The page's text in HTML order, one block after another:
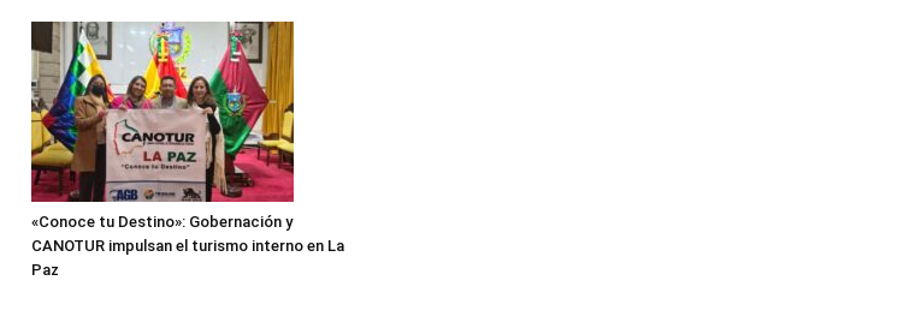
«Conoce tu Destino»: Gobernación y
CANOTUR impulsan el turismo interno en La
Paz